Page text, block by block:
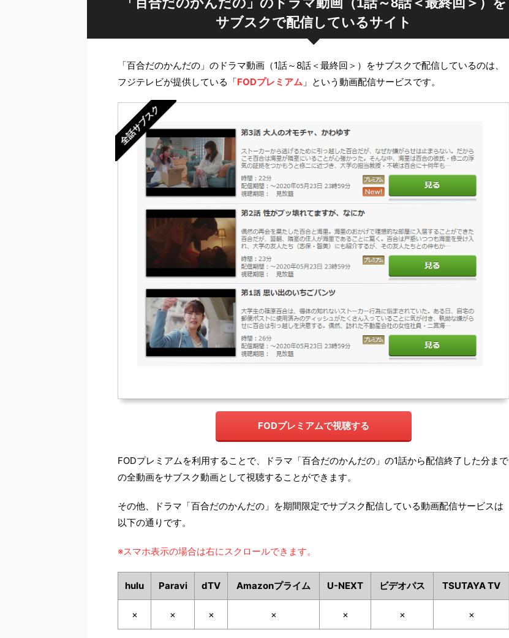
サブスクで配信しているサイト
「百合だのかんだの」のドラマ動画（1話～8話＜最終回＞）をサブスクで配信しているのは、
フジテレビが提供している「FODプレミアム 」という動画配信サービスです。
全話サブスク
FODプレミアムで視聴する
FODプレミアムを利用することで、ドラマ「百合だのかんだの」の1話から配信終了した分まで
の全動画をサブスク動画として視聴することができます。
その他、ドラマ「百合だのかんだの」を期間限定でサブスク配信している動画配信サービスは
以下の通りです。
※スマホ表示の場合は右にスクロールできます。
hulu Paravi dTV Amazonプライム U-NEXT ビデオパス TSUTAYA TV
× × × × × × ×